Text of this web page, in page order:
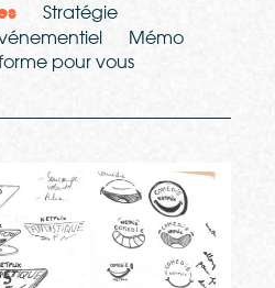
Stratégie
Mémo
pour vous